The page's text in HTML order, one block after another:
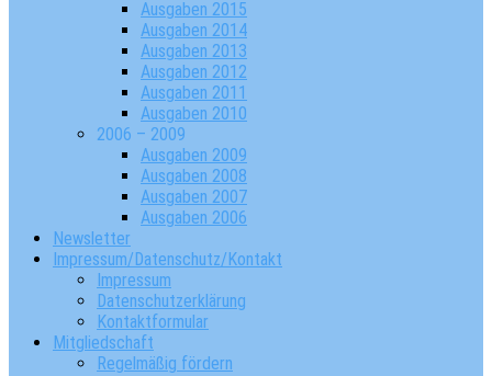
Ausgaben 2015
Ausgaben 2014
Ausgaben 2013
Ausgaben 2012
Ausgaben 2011
Ausgaben 2010
2006 – 2009
Ausgaben 2009
Ausgaben 2008
Ausgaben 2007
Ausgaben 2006
Newsletter
Impressum/Datenschutz/Kontakt
Impressum
Datenschutzerklärung
Kontaktformular
Mitgliedschaft
Regelmäßig fördern